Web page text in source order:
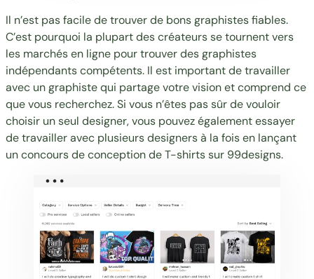
Il n’est pas facile de trouver de bons graphistes fiables.
C’est pourquoi la plupart des créateurs se tournent vers
les marchés en ligne pour trouver des graphistes
indépendants compétents. Il est important de travailler
avec un graphiste qui partage votre vision et comprend ce
que vous recherchez. Si vous n’êtes pas sûr de vouloir
choisir un seul designer, vous pouvez également essayer
de travailler avec plusieurs designers à la fois en lançant
unconcours de conception de T-shirts sur 99designs.